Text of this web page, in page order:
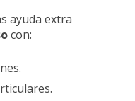
ayuda extra
con: